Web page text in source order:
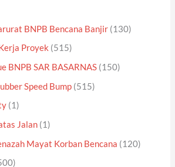
BNPB Bencana Banjir (130)
Proyek (515)
BNPB SAR BASARNAS (150)
Speed Bump (515)
(1)
Jalan (1)
Mayat Korban Bencana (120)